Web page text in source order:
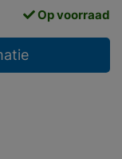
Op voorraad